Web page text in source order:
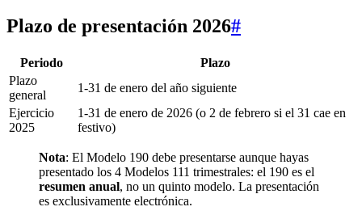
Plazo de presentación 2026#
Periodo
Plazo
Plazo
general
1-31 de enero del año siguiente
Ejercicio
2025
1-31 de enero de 2026 (o 2 de febrero si el 31 cae en
festivo)
Nota: El Modelo 190 debe presentarse aunque hayas
presentado los 4 Modelos 111 trimestrales: el 190 es el
resumen anual, no un quinto modelo. La presentación
es exclusivamente electrónica.